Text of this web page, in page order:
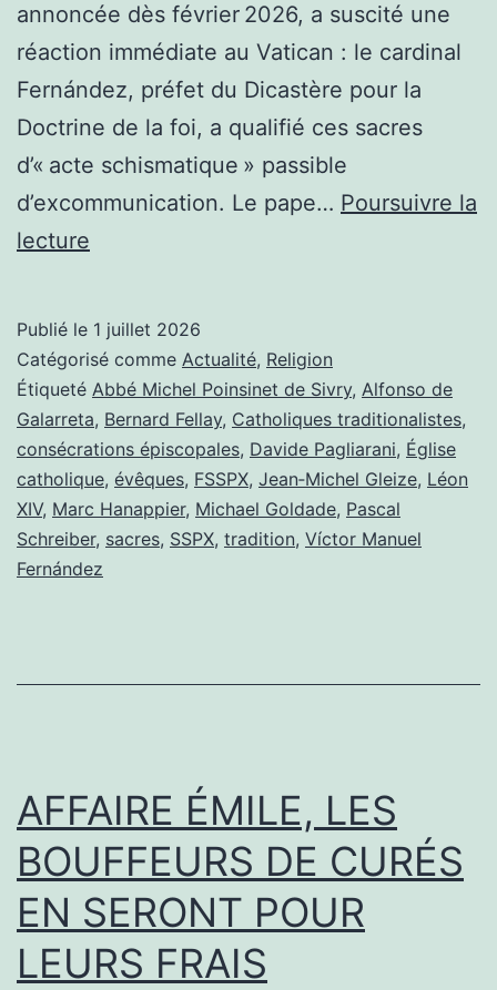
annoncée dès février 2026, a suscité une
réaction immédiate au Vatican : le cardinal
Fernández, préfet du Dicastère pour la
Doctrine de la foi, a qualifié ces sacres
d’« acte schismatique » passible
d’excommunication. Le pape… Poursuivre la
lecture
:
bis
repetita
Publié le 1 juillet 2026
Catégorisé comme Actualité, Religion
Étiqueté Abbé Michel Poinsinet de Sivry, Alfonso de
Galarreta, Bernard Fellay, Catholiques traditionalistes,
consécrations épiscopales, Davide Pagliarani, Église
catholique, évêques, FSSPX, Jean‑Michel Gleize, Léon
XIV, Marc Hanappier, Michael Goldade, Pascal
Schreiber, sacres, SSPX, tradition, Víctor Manuel
Fernández
AFFAIRE ÉMILE, LES
BOUFFEURS DE CURÉS
EN SERONT POUR
LEURS FRAIS